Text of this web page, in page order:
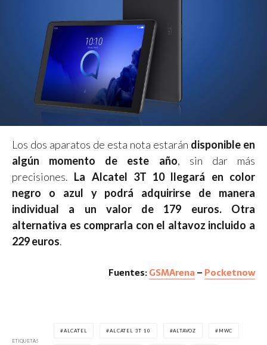
Los dos aparatos de esta nota estarán disponible en
algún momento de este año, sin dar más
precisiones. La Alcatel 3T 10 llegará en color
negro o azul y podrá adquirirse de manera
individual a un valor de 179 euros. Otra
alternativa es comprarla con el altavoz incluido a
229 euros.
Fuentes:GSMArena– Pocketnow
ETIQUETAS
ALCATEL ALCATEL 3T 10 ALTAVOZ MWC